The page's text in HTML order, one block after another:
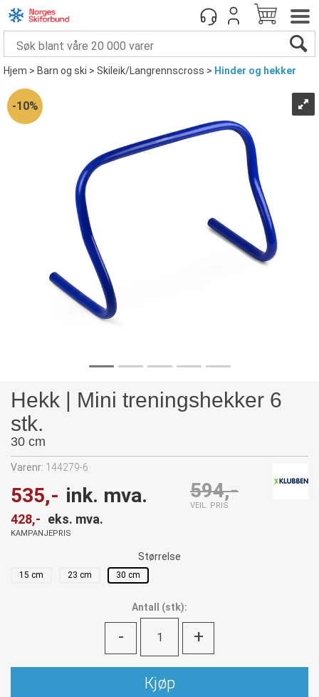
Hjem>Barn og ski>Skileik/Langrennscross> Hinder og hekker
10%
Hekk | Mini treningshekker 6
stk.
30 cm
Varenr: 144279-6
535,- ink. mva.
428,- eks. mva.
KAMPANJEPRIS
594,-
VEIL. PRIS
Størrelse
15 cm 23 cm 30 cm
Antall (stk):
- +
Kjøp